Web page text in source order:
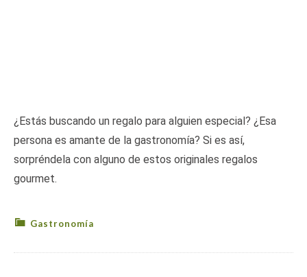
¿Estás buscando un regalo para alguien especial? ¿Esa
persona es amante de la gastronomía? Si es así,
sorpréndela con alguno de estos originales regalos
gourmet.
Gastronomía